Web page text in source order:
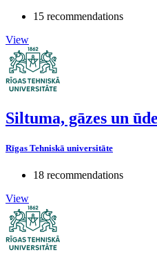
15 recommendations
View
Siltuma, gāzes un
Rīgas Tehniskā universitāte
18 recommendations
View